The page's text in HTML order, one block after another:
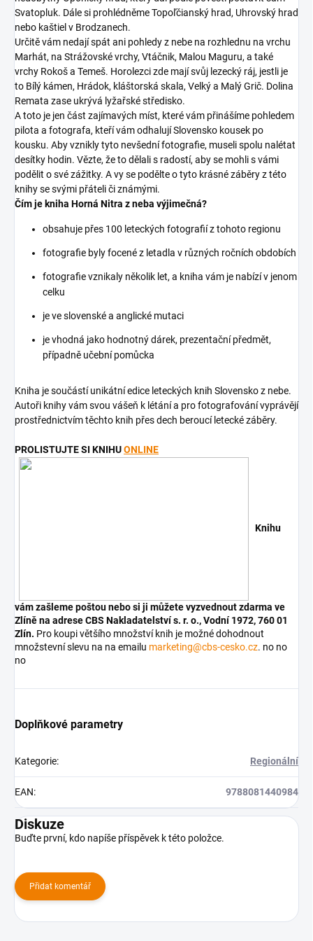
Svatopluk. Dále si prohlédněme Topoľčianský hrad, Uhrovský hrad
nebo kaštiel v Brodzanech.
Určitě vám nedají spát ani pohledy z nebe na rozhlednu na vrchu
Marhát, na Strážovské vrchy, Vtáčnik, Malou Maguru, a také
vrchy Rokoš a Temeš. Horolezci zde mají svůj lezecký ráj, jestli je
to Bílý kámen, Hrádok, kláštorská skala, Velký a Malý Grič. Dolina
Remata zase ukrývá lyžařské středisko.
A toto je jen část zajímavých míst, které vám přinášíme pohledem
pilota a fotografa, kteří vám odhalují Slovensko kousek po
kousku. Aby vznikly tyto nevšední fotografie, museli spolu nalétat
desítky hodin. Vězte, že to dělali s radostí, aby se mohli s vámi
podělit o své zážitky. A vy se podělte o tyto krásné záběry z této
knihy se svými přáteli či známými.
Čím je kniha Horná Nitra z neba výjimečná?
obsahuje přes 100 leteckých fotografií z tohoto regionu
fotografie byly focené z letadla v různých ročních obdobích
fotografie vznikaly několik let, a kniha vám je nabízí v jenom
celku
je ve slovenské a anglické mutaci
je vhodná jako hodnotný dárek, prezentační předmět,
případně učební pomůcka
Kniha je součástí unikátní edice leteckých knih Slovensko z nebe.
Autoři knihy vám svou vášeň k létání a pro fotografování vyprávějí
prostřednictvím těchto knih přes dech beroucí letecké záběry.
PROLISTUJTE SI KNIHUONLINE
Knihu
vám zašleme poštou nebo si ji můžete vyzvednout zdarma ve
Zlíně na adrese CBS Nakladatelství s. r. o., Vodní 1972, 760 01
Zlín. Pro koupi většího množství knih je možné dohodnout
množstevní slevu na na emailu marketing@cbs-cesko.cz. no no
no
Doplňkové parametry
Kategorie: Regionální
EAN: 9788081440984
Diskuze
Buďte první, kdo napíše příspěvek k této položce.
Přidat komentář